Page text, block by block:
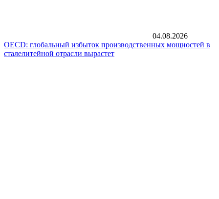
04.08.2026
OECD: глобальный избыток производственных мощностей в
сталелитейной отрасли вырастет